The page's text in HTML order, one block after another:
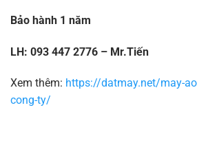
Bảo hành 1 năm
LH: 093 447 2776 – Mr.Tiến
Xem thêm: https://datmay.net/may-
cong-ty/